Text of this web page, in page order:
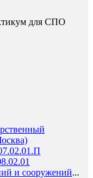
для СПО
и сооружений...